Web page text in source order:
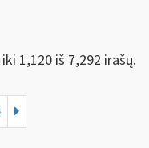
1,120 iš 7,292 irašų.